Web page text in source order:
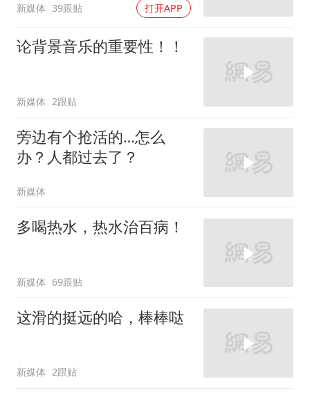
新媒体 39跟贴 打开APP
论背景音乐的重要性！！
新媒体 2跟贴
旁边有个抢活的…怎么
办？人都过去了？
新媒体
多喝热水，热水治百病！
新媒体 69跟贴
这滑的挺远的哈，棒棒哒
新媒体 2跟贴